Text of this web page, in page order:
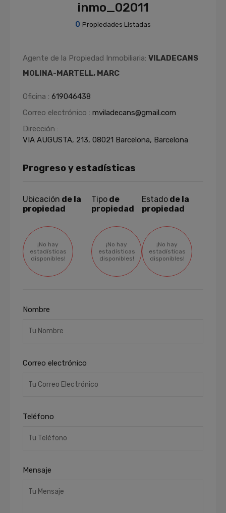
inmo_02011
0 Propiedades Listadas
Agente de la Propiedad Inmobiliaria: VILADECANS
MOLINA-MARTELL, MARC
Oficina : 619046438
Correo electrónico : mviladecans@gmail.com
Dirección :
VIA AUGUSTA, 213, 08021 Barcelona, Barcelona
Progreso y estadísticas
Ubicación de la
propiedad
¡No hay
estadísticas
disponibles!
Tipo de
propiedad
¡No hay
estadísticas
disponibles!
Estado de la
propiedad
¡No hay
estadísticas
disponibles!
Nombre
Correo electrónico
Teléfono
Mensaje